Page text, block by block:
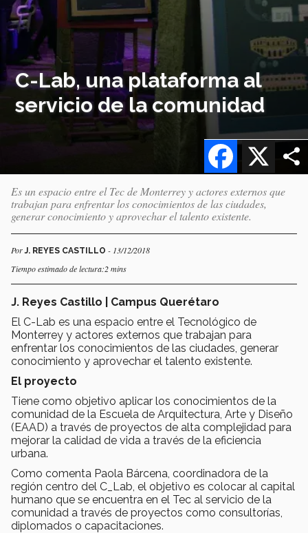
C-Lab, una plataforma al
servicio de la comunidad
X
Facebook
Es un espacio entre el Tec de Monterrey y actores externos que
trabajan para enfrentar los conocimientos de las ciudades,
generar conocimiento y aprovechar el talento existente.
PorJ. REYES CASTILLO - 13/12/2018
Tiempo estimado de lectura:2 mins
J. Reyes Castillo | Campus Querétaro
El C-Lab es una espacio entre el Tecnológico de
Monterrey y actores externos que trabajan para
enfrentar los conocimientos de las ciudades, generar
conocimiento y aprovechar el talento existente.
El proyecto
Tiene como objetivo aplicar los conocimientos de la
comunidad de la Escuela de Arquitectura, Arte y Diseño
(EAAD) a través de proyectos de alta complejidad para
mejorar la calidad de vida a través de la eficiencia
urbana.
Como comenta Paola Bárcena, coordinadora de la
región centro del C_Lab, el objetivo es colocar al capital
humano que se encuentra en el Tec al servicio de la
comunidad a través de proyectos como consultorías,
diplomados o capacitaciones.